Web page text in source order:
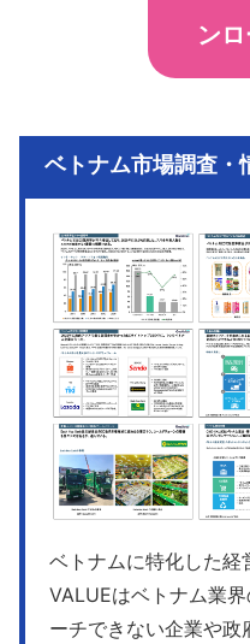
ン
ベトナム市場調査・
ベトナムに特化した
VALUEはベトナム業
ーチできない企業や